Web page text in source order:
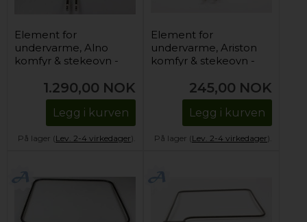
Element for
undervarme, Alno
komfyr & stekeovn -
1.290,00 NOK
Legg i kurven
På lager (Lev. 2-4 virkedager).
Element for
undervarme, Ariston
komfyr & stekeovn -
245,00 NOK
Legg i kurven
På lager (Lev. 2-4 virkedager).